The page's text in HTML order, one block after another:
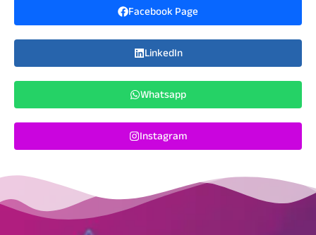
Facebook Page
LinkedIn
Whatsapp
Instagram